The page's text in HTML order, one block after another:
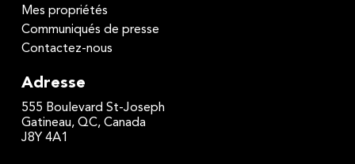
Mes propriétés
Communiqués de presse
Contactez-nous
Adresse
555 Boulevard St-Joseph
Gatineau, QC, Canada
J8Y 4A1